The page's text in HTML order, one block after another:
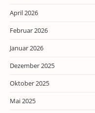
April 2026
Februar 2026
Januar 2026
Dezember 2025
Oktober 2025
Mai 2025